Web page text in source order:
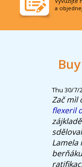
Thu 30/7/
Zač mìl
flexeril
Lamela
a